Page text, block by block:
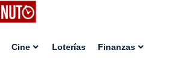
Cine Loterías Finanzas